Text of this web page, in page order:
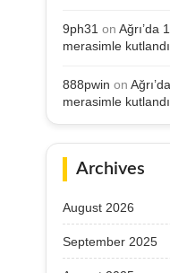
9ph31 on Ağrı’da
merasimle kutlandı
888pwin on
merasimle kutlandı
Archives
August 2026
September 2025